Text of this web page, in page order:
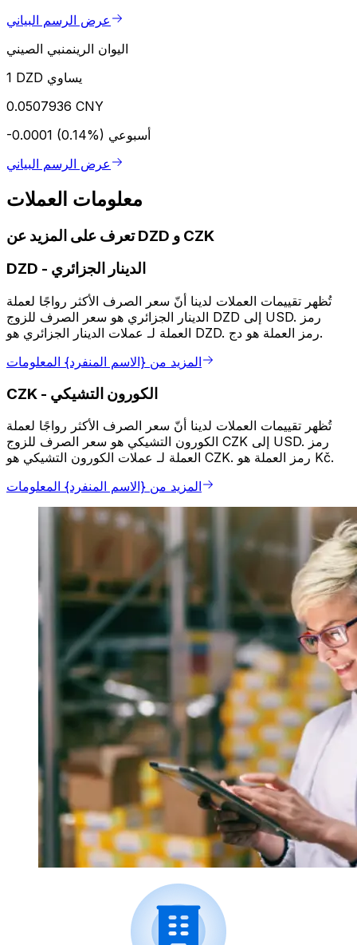
عرض الرسم البياني
اليوان الرينمنبي الصيني
1 DZD يساوي
0.0507936 CNY
-0.0001 (0.14%) أسبوعي
عرض الرسم البياني
معلومات العملات
تعرف على المزيد عن DZD و CZK
DZD - الدينار الجزائري
تُظهر تقييمات العملات لدينا أنّ سعر الصرف الأكثر رواجًا لعملة
الدينار الجزائري هو سعر الصرف للزوج DZD إلى USD. رمز
العملة لـ عملات الدينار الجزائري هو DZD. رمز العملة هو دج.
المزيد من {الاسم المنفرد} المعلومات
CZK - الكورون التشيكي
تُظهر تقييمات العملات لدينا أنّ سعر الصرف الأكثر رواجًا لعملة
الكورون التشيكي هو سعر الصرف للزوج CZK إلى USD. رمز
العملة لـ عملات الكورون التشيكي هو CZK. رمز العملة هو Kč.
المزيد من {الاسم المنفرد} المعلومات